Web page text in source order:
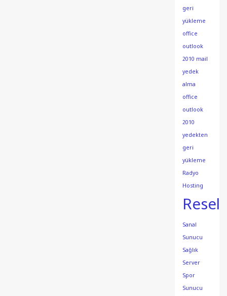
geri
yükleme
office
outlook
2010 mail
yedek
alma
office
outlook
2010
yedekten
geri
yükleme
Radyo
Hosting
Sanal
Sunucu
Sağlık
Server
Spor
Sunucu